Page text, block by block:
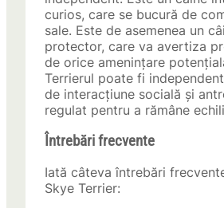
curios, care se bucură de
sale. Este de asemenea un
protector, care va avertiza
de orice amenințare
Terrierul poate fi
de interacțiune socială și
regulat pentru a rămâne
Întrebări frecvente
Iată câteva întrebări
Skye Terrier: